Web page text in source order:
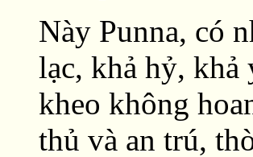
Này Punna, có
lạc, khả hỷ, khả
kheo không
thủ và an trú,